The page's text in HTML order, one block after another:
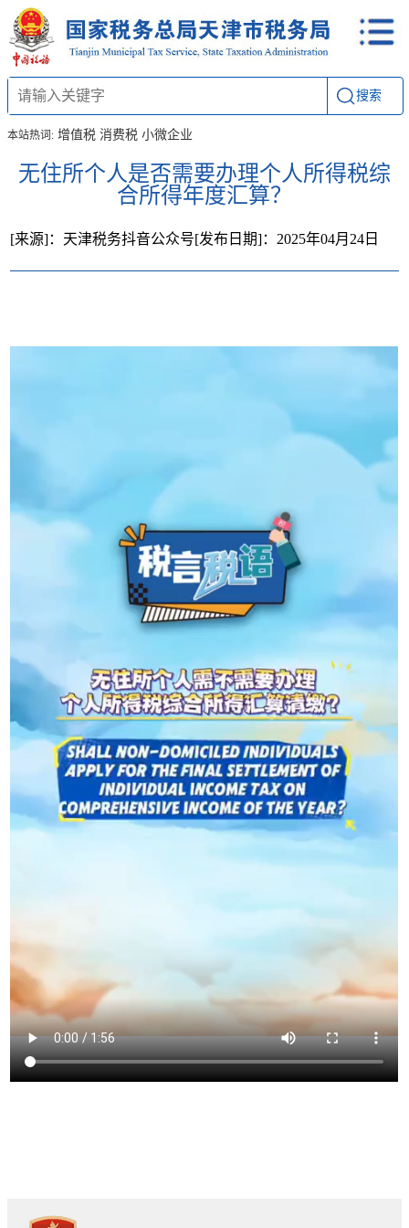
搜索
本站热词: 增值税 消费税 小微企业
无住所个人是否需要办理个人所得税综
合所得年度汇算？
[发布日期]：2025年04月24日
[来源]：天津税务抖音公众号